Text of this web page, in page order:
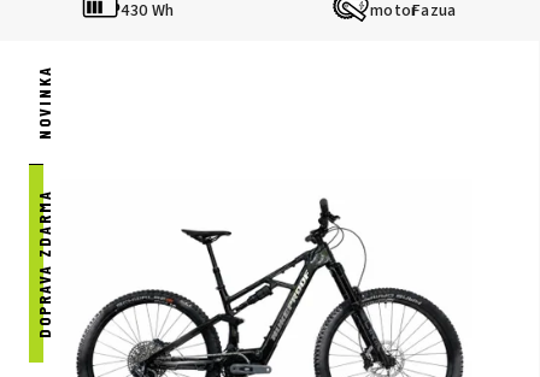
430 Wh Fazua
NOVINKA
DOPRAVA ZDARMA